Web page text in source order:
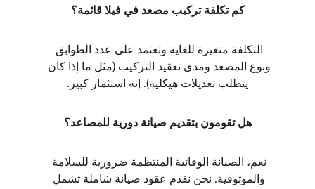
كم تكلفة تركيب مصعد في فيلا قائمة؟
التكلفة متغيرة للغاية وتعتمد على عدد الطوابق
ونوع المصعد ومدى تعقيد التركيب (مثل ما إذا كان
يتطلب تعديلات هيكلية). إنه استثمار كبير.
هل تقومون بتقديم صيانة دورية للمصاعد؟
نعم، الصيانة الوقائية المنتظمة ضرورية للسلامة
والموثوقية. نحن نقدم عقود صيانة شاملة تشمل